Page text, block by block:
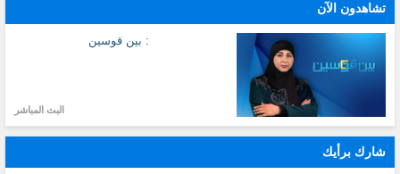
تشاهدون الآن
: بين قوسين
البث المباشر
شارك برأيك